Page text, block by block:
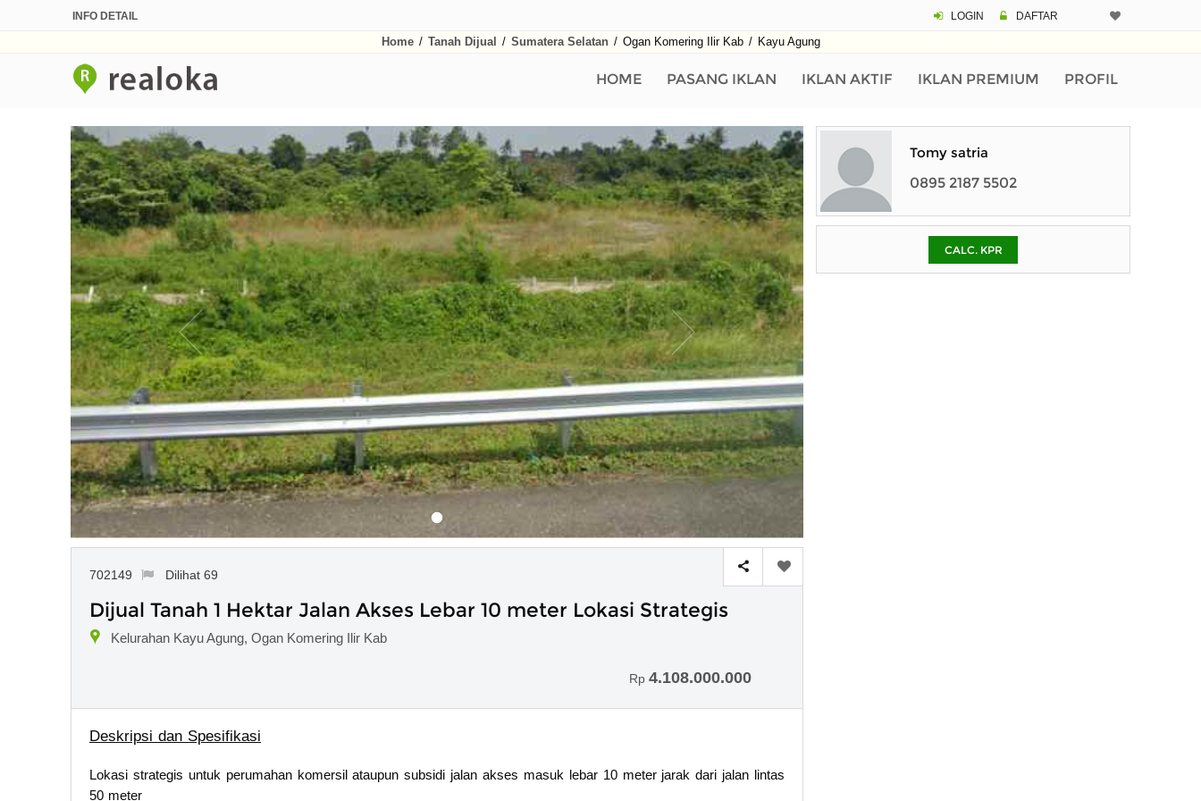
INFO DETAIL LOGIN DAFTAR
Home / Tanah Dijual / Sumatera Selatan / Ogan Komering Ilir Kab / Kayu Agung
HOME PASANG IKLAN IKLAN AKTIF IKLAN PREMIUM PROFIL
702149 Dilihat 69
Dijual Tanah 1 Hektar Jalan Akses Lebar 10 meter Lokasi Strategis
Kelurahan Kayu Agung, Ogan Komering Ilir Kab
Rp 4.108.000.000
Deskripsi dan Spesifikasi
Lokasi strategis untuk perumahan komersil ataupun subsidi jalan akses masuk lebar 10 meter jarak dari jalan lintas
50 meter
Pinjaman (PIN)
pada kotak-
Tomy satria
0895 2187 5502
CALC. KPR